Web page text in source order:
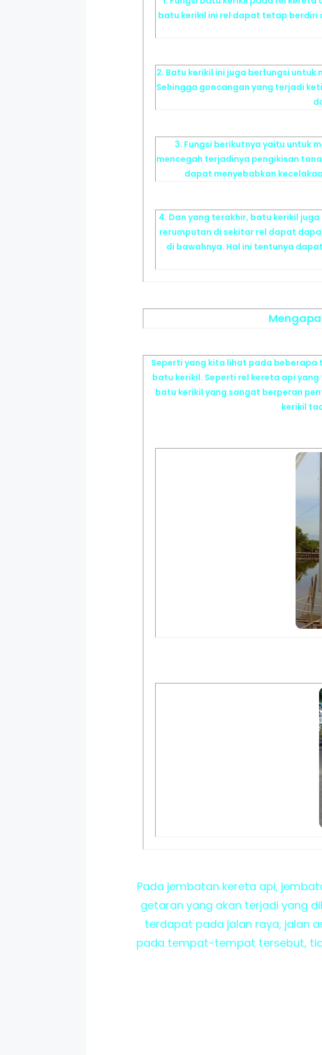
batu kerikil ini rel dapat tetap berdiri
2. Batu kerikil ini juga berfungsi
Sehingga goncangan yang terjadi
3. Fungsi berikutnya yaitu untuk
mencegah terjadinya pengikisan
dapat menyebabkan
4. Dan yang terakhir, batu kerikil
rerumputan di sekitar rel dapat
di bawahnya. Hal ini tentunya
Seperti yang kita lihat pada
batu kerikil. Seperti rel kereta api
batu kerikil yang sangat berperan
kerikil
Pada jembatan kereta api,
getaran yang akan terjadi yang
terdapat pada jalan raya, jalan
pada tempat-tempat tersebut,